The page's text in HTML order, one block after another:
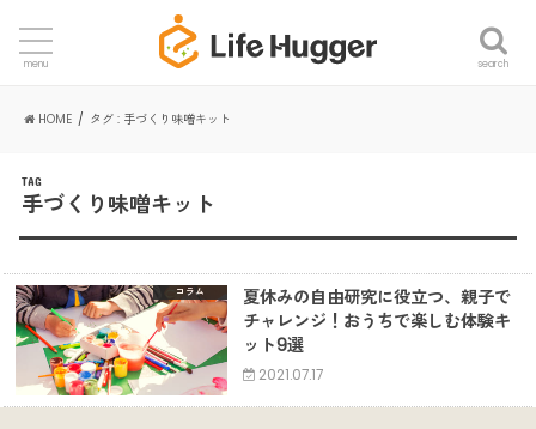
search
menu
HOME タグ : 手づくり味噌キット
TAG
手づくり味噌キット
コラム
夏休みの自由研究に役立つ、親子で
チャレンジ！おうちで楽しむ体験キ
ット9選
2021.07.17